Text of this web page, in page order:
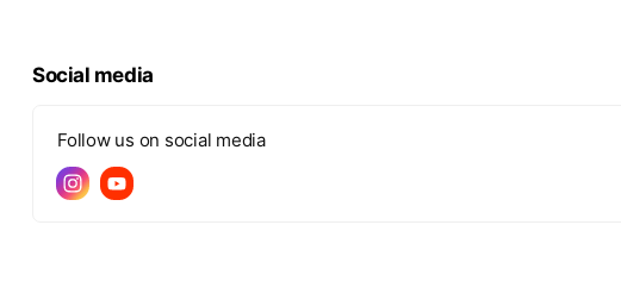
Social media
Follow us on social media